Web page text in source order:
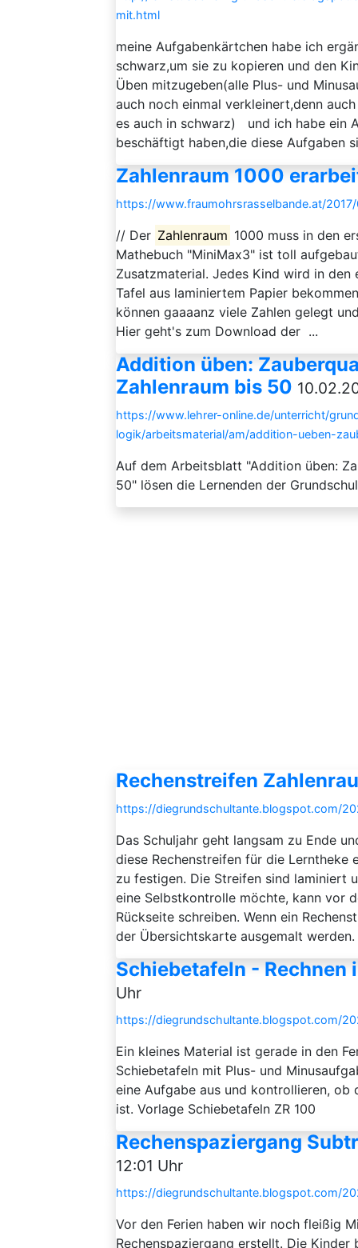
mit.html
meine Aufgabenkärtchen habe ich
schwarz,um sie zu kopieren und den
Üben mitzugeben(alle Plus- und
auch noch einmal verkleinert,denn
es auch in schwarz) und ich habe ein
beschäftigt haben,die diese Aufgaben
Zahlenraum 1000
https://www.fraumohrsrasselbande.at/
// Der Zahlenraum 1000 muss in den
Mathebuch "MiniMax3" ist toll
Zusatzmaterial. Jedes Kind wird in den
Tafel aus laminiertem Papier
können gaaaanz viele Zahlen gelegt
Hier geht's zum Download der ...
Addition üben:
Zahlenraum bis 50
https://www.lehrer-online.de/unterricht/
logik/arbeitsmaterial/am/addition-ueben-
Auf dem Arbeitsblatt "Addition üben:
50" lösen die Lernenden der
Rechenstreifen
https://diegrundschultante.blogspot.com/
Das Schuljahr geht langsam zu Ende
diese Rechenstreifen für die
zu festigen. Die Streifen sind laminiert
eine Selbstkontrolle möchte, kann vor
Rückseite schreiben. Wenn ein
der Übersichtskarte ausgemalt
Schiebetafeln - Rechnen
Uhr
https://diegrundschultante.blogspot.com/
Ein kleines Material ist gerade in den
Schiebetafeln mit Plus- und
eine Aufgabe aus und kontrollieren,
ist. Vorlage Schiebetafeln ZR 100
Rechenspaziergang
12:01 Uhr
https://diegrundschultante.blogspot.com/
Vor den Ferien haben wir noch fleißig
Rechenspaziergang erstellt. Die